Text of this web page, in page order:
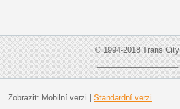
© 1994-2018 Trans City
___________________
Zobrazit: Mobilní verzi Standardní verzi